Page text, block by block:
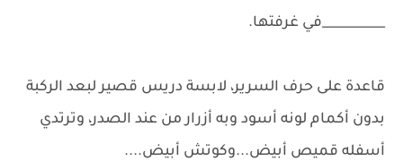
__________في غرفتها.
قاعدة على حرف السرير، لابسة دريس قصير لبعد الركبة
بدون أكمام لونه أسود وبه أزرار من عند الصدر، وترتدي
أسفله قميص أبيض...وكوتش أبيض....